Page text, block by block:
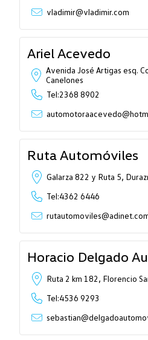
vladimir@vladimir.com
Ariel Acevedo
Avenida José Artigas esq.
Canelones
Tel:2368 8902
Ruta Automóviles
Galarza 822 y Ruta 5,
Tel:4362 6446
Horacio Delgado
Ruta 2 km 182, Florencio
Tel:4536 9293